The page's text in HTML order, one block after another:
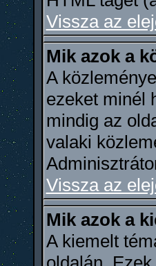
Vissza az
Mik azok a
A
ezeket minél
mindig az
valaki
Vissza az
Mik azok a
A kiemelt